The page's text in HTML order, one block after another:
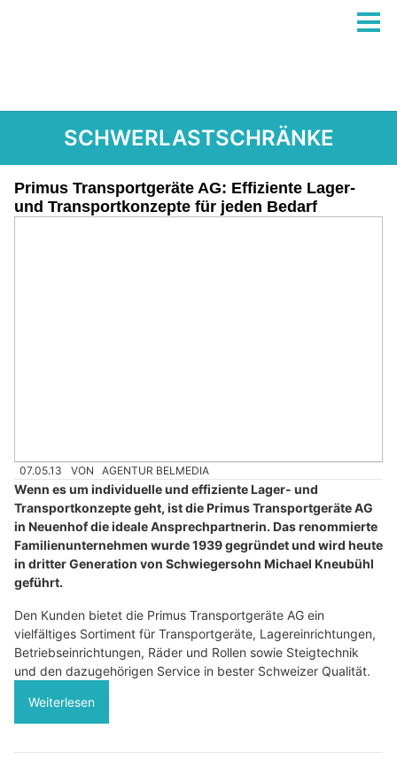
SCHWERLASTSCHRÄNKE
Primus Transportgeräte AG: Effiziente Lager-
und Transportkonzepte für jeden Bedarf
07.05.13 VON AGENTUR BELMEDIA
Wenn es um individuelle und effiziente Lager- und
Transportkonzepte geht, ist die Primus Transportgeräte AG
in Neuenhof die ideale Ansprechpartnerin. Das renommierte
Familienunternehmen wurde 1939 gegründet und wird heute
in dritter Generation von Schwiegersohn Michael Kneubühl
geführt.
Den Kunden bietet die Primus Transportgeräte AG ein
vielfältiges Sortiment für Transportgeräte, Lagereinrichtungen,
Betriebseinrichtungen, Räder und Rollen sowie Steigtechnik
und den dazugehörigen Service in bester Schweizer Qualität.
Weiterlesen